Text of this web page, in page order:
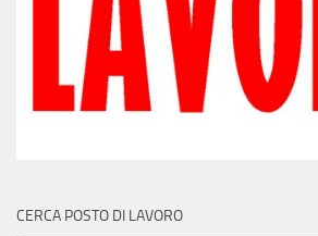
CERCA POSTO DI LAVORO